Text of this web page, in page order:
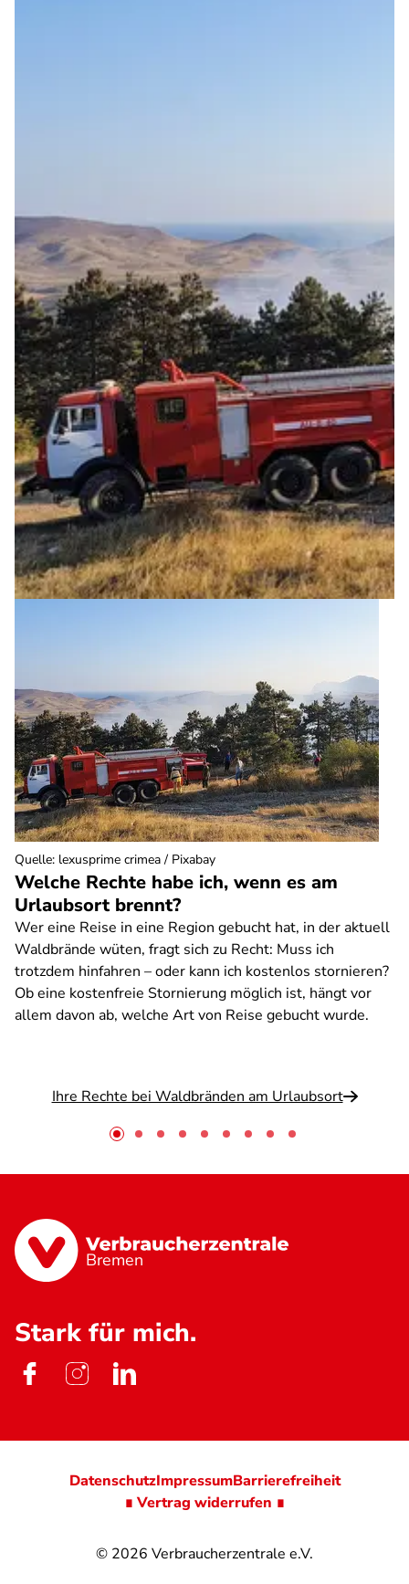
Welche Rechte habe ich, wenn es am
Urlaubsort brennt?
Wer eine Reise in eine Region gebucht hat, in der aktuell
Waldbrände wüten, fragt sich zu Recht: Muss ich
trotzdem hinfahren – oder kann ich kostenlos stornieren?
Ob eine kostenfreie Stornierung möglich ist, hängt vor
allem davon ab, welche Art von Reise gebucht wurde.
Ihre Rechte bei Waldbränden am Urlaubsort
Quelle: lexusprime crimea / Pixabay
Bremen
Stark für mich.
© 2026 Verbraucherzentrale e.V.
DatenschutzImpressumBarrierefreiheit
∎ Vertrag widerrufen ∎